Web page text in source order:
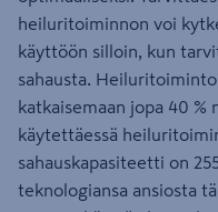
heiluritoiminnon voi
käyttöön silloin, kun
sahausta.
katkaisemaan jopa 40 %
käytettäessä
sahauskapasiteetti on
teknologiansa ansiosta